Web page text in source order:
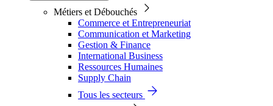
Métiers et Débouchés
Commerce et Entrepreneuriat
Communication et Marketing
Gestion & Finance
International Business
Ressources Humaines
Supply Chain
Tous les secteurs